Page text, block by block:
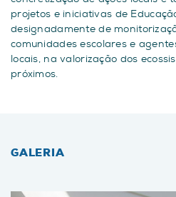
projetos e iniciativas de
designadamente de
comunidades escolares e
locais, na valorização dos
próximos.
GALERIA